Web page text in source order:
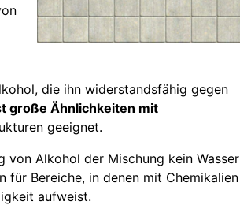
die ihn widerstandsfähig gegen
große Ähnlichkeiten mit
geeignet.
von Alkohol der Mischung kein Wasser
Bereiche, in denen mit Chemikalien
aufweist.